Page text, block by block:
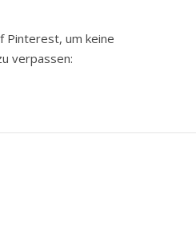
Pinterest, um keine
verpassen: